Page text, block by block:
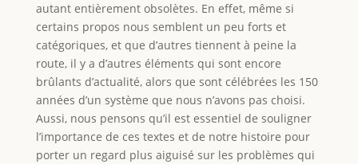
autant entièrement obsolètes. En effet, même si
certains propos nous semblent un peu forts et
catégoriques, et que d’autres tiennent à peine la
route, il y a d’autres éléments qui sont encore
brûlants d’actualité, alors que sont célébrées les 150
années d’un système que nous n’avons pas choisi.
Aussi, nous pensons qu’il est essentiel de souligner
l’importance de ces textes et de notre histoire pour
porter un regard plus aiguisé sur les problèmes qui